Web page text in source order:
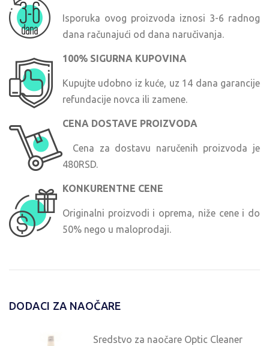
Isporuka ovog proizvoda iznosi 3-6 radnog
dana računajući od dana naručivanja.
100% SIGURNA KUPOVINA
Kupujte udobno iz kuće, uz 14 dana garancije
refundacije novca ili zamene.
CENA DOSTAVE PROIZVODA
Cena za dostavu naručenih proizvoda je
480RSD.
KONKURENTNE CENE
Originalni proizvodi i oprema, niže cene i do
50% nego u maloprodaji.
DODACI ZA NAOČARE
Sredstvo za naočare Optic Cleaner